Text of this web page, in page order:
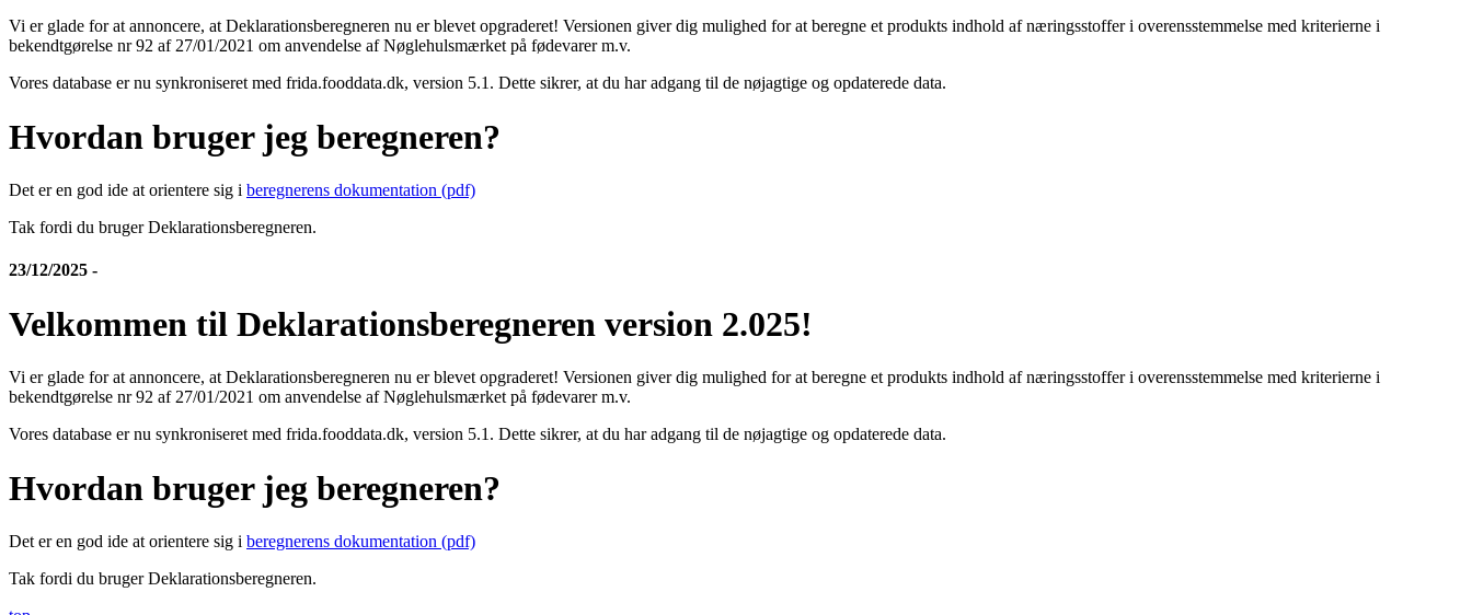
Vi er glade for at annoncere, at Deklarationsberegneren nu er blevet opgraderet! Versionen giver dig mulighed for at beregne et produkts indhold af næringsstoffer i overensstemmelse med kriterierne i
bekendtgørelse nr 92 af 27/01/2021 om anvendelse af Nøglehulsmærket på fødevarer m.v.
Vores database er nu synkroniseret med frida.fooddata.dk, version 5.1. Dette sikrer, at du har adgang til de nøjagtige og opdaterede data.
Hvordan bruger jeg beregneren?
Det er en god ide at orientere sig i beregnerens dokumentation (pdf)
Tak fordi du bruger Deklarationsberegneren.
23/12/2025 -
Velkommen til Deklarationsberegneren version 2.025!
Vi er glade for at annoncere, at Deklarationsberegneren nu er blevet opgraderet! Versionen giver dig mulighed for at beregne et produkts indhold af næringsstoffer i overensstemmelse med kriterierne i
bekendtgørelse nr 92 af 27/01/2021 om anvendelse af Nøglehulsmærket på fødevarer m.v.
Vores database er nu synkroniseret med frida.fooddata.dk, version 5.1. Dette sikrer, at du har adgang til de nøjagtige og opdaterede data.
Hvordan bruger jeg beregneren?
Det er en god ide at orientere sig i beregnerens dokumentation (pdf)
Tak fordi du bruger Deklarationsberegneren.